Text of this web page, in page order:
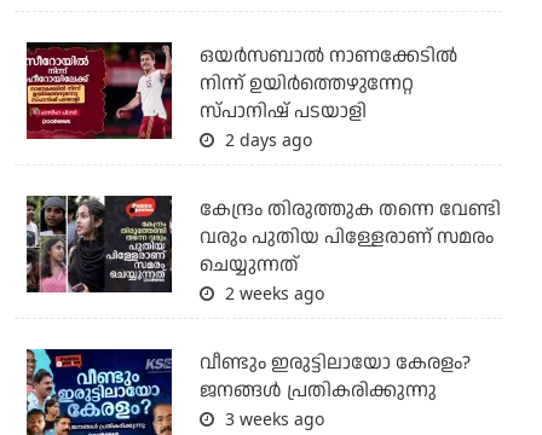
ഒയര്‍സബാൽ നാണക്കേടിൽ
നിന്ന് ഉയിർത്തെഴുന്നേറ്റ
സ്പാനിഷ് പടയാളി
2 days ago
കേന്ദ്രം തിരുത്തുക തന്നെ വേണ്ടി
വരും പുതിയ പിള്ളേരാണ് സമരം
ചെയ്യുന്നത്
2 weeks ago
വീണ്ടും ഇരുട്ടിലായോ കേരളം?
ജനങ്ങൾ പ്രതികരിക്കുന്നു
3 weeks ago